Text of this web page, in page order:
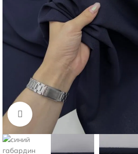
Нажмите, чтобы увеличить